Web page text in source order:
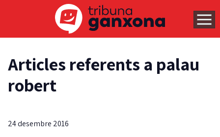
Articles referents a palau
robert
24 desembre 2016